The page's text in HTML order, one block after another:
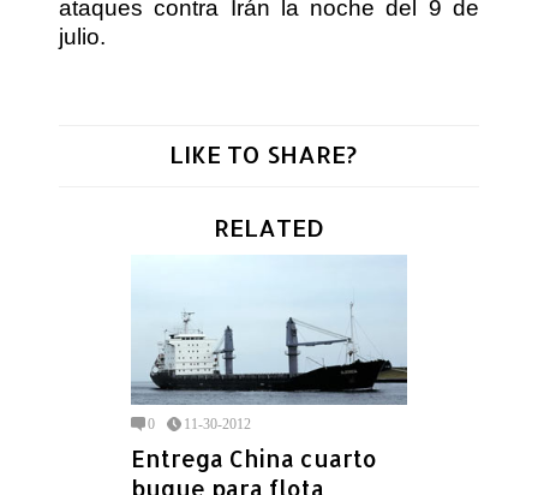
ataques contra Irán la noche del 9 de
julio.
LIKE TO SHARE?
RELATED
0 11-30-2012
Entrega China cuarto
buque para flota